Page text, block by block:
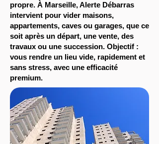
propre. À Marseille, Alerte Débarras
intervient pour vider maisons,
appartements, caves ou garages, que ce
soit après un départ, une vente, des
travaux ou une succession. Objectif :
vous rendre un lieu vide, rapidement et
sans stress, avec une efficacité
premium.